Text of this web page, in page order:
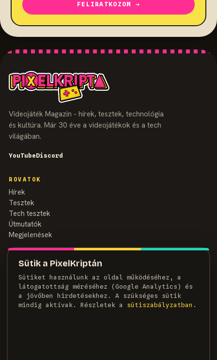
Sütik a PixelKriptán
Sütiket használunk az oldal működéséhez, a
látogatottság méréséhez (Google Analytics) és
a jövőben hirdetésekhez. A szükséges sütik
mindig aktívak. Részletek a
süti­szabályzatban .
FELIRATKOZOM →
Videojáték Magazin - hírek, tesztek, technológia
és kultúra. Már 30 éve a videojátékok és a tech
világában.
YouTubeDiscord
ROVATOK
Hírek
Tesztek
Tech tesztek
Útmutatók
Megjelenések
MAGAZIN
Szerzők
Médiaajánlat
Kapcsolat